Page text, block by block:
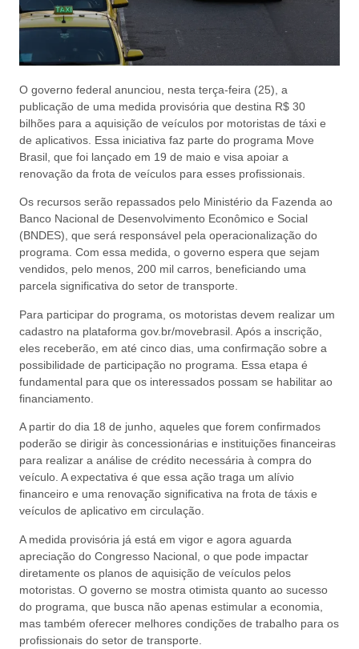
O governo federal anunciou, nesta terça-feira (25), a
publicação de uma medida provisória que destina R$ 30
bilhões para a aquisição de veículos por motoristas de táxi e
de aplicativos. Essa iniciativa faz parte do programa Move
Brasil, que foi lançado em 19 de maio e visa apoiar a
renovação da frota de veículos para esses profissionais.
Os recursos serão repassados pelo Ministério da Fazenda ao
Banco Nacional de Desenvolvimento Econômico e Social
(BNDES), que será responsável pela operacionalização do
programa. Com essa medida, o governo espera que sejam
vendidos, pelo menos, 200 mil carros, beneficiando uma
parcela significativa do setor de transporte.
Para participar do programa, os motoristas devem realizar um
cadastro na plataforma gov.br/movebrasil. Após a inscrição,
eles receberão, em até cinco dias, uma confirmação sobre a
possibilidade de participação no programa. Essa etapa é
fundamental para que os interessados possam se habilitar ao
financiamento.
A partir do dia 18 de junho, aqueles que forem confirmados
poderão se dirigir às concessionárias e instituições financeiras
para realizar a análise de crédito necessária à compra do
veículo. A expectativa é que essa ação traga um alívio
financeiro e uma renovação significativa na frota de táxis e
veículos de aplicativo em circulação.
A medida provisória já está em vigor e agora aguarda
apreciação do Congresso Nacional, o que pode impactar
diretamente os planos de aquisição de veículos pelos
motoristas. O governo se mostra otimista quanto ao sucesso
do programa, que busca não apenas estimular a economia,
mas também oferecer melhores condições de trabalho para os
profissionais do setor de transporte.